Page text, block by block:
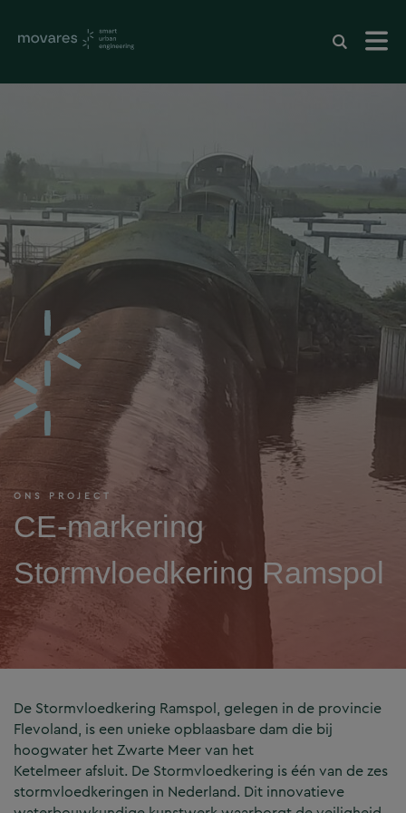
ONS PROJECT
CE-markering
Stormvloedkering Ramspol
De Stormvloedkering Ramspol, gelegen in de provincie
Flevoland, is een unieke opblaasbare dam die bij
hoogwater het Zwarte Meer van het
Ketelmeer afsluit. De Stormvloedkering is één van de zes
stormvloedkeringen in Nederland. Dit innovatieve